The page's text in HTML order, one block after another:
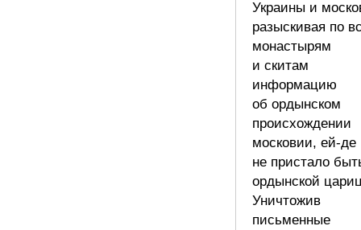
Украины и
разыскивая по
монастырям
и скитам
информацию
об ордынском
происхождении
московии, ей-де
не пристало
ордынской
Уничтожив
письменные